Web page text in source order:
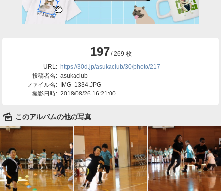
197 / 269 枚
URL: https://30d.jp/asukaclub/30/photo/217
投稿者名: asukaclub
ファイル名: IMG_1334.JPG
撮影日時: 2018/08/26 16:21:00
🌄 このアルバムの他の写真